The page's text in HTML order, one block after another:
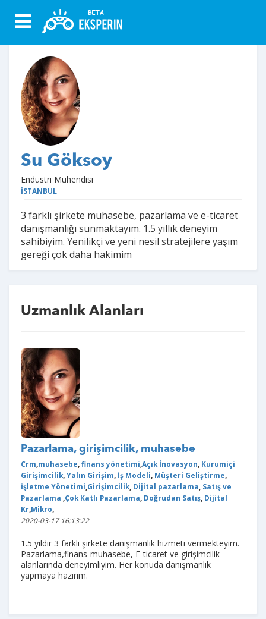
Su Göksoy
Endüstri Mühendisi
İSTANBUL
3 farklı şirkete muhasebe, pazarlama ve e-ticaret
danışmanlığı sunmaktayım. 1.5 yıllık deneyim
sahibiyim. Yenilikçi ve yeni nesil stratejilere yaşım
gereği çok daha hakimim
Uzmanlık Alanları
Pazarlama, girişimcilik, muhasebe
Crm muhasebe finans yönetimi Açık İnovasyon Kurumiçi
Girişimcilik Yalın Girişim İş Modeli Müşteri Geliştirme
İşletme Yönetimi Girişimcilik Dijital pazarlama Satış ve
Pazarlama Çok Katlı Pazarlama Doğrudan Satış Dijital
Kr Mikro
2020-03-17 16:13:22
1.5 yıldır 3 farklı şirkete danışmanlık hizmeti vermekteyim.
Pazarlama,finans-muhasebe, E-ticaret ve girişimcilik
alanlarında deneyimliyim. Her konuda danışmanlık
yapmaya hazırım.